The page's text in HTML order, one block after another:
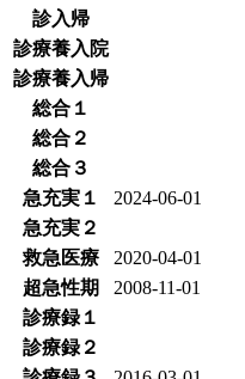
診入帰
診療養入院
診療養入帰
総合１
総合２
総合３
急充実１
2024-06-01
急充実２
救急医療
2020-04-01
超急性期
2008-11-01
診療録１
診療録２